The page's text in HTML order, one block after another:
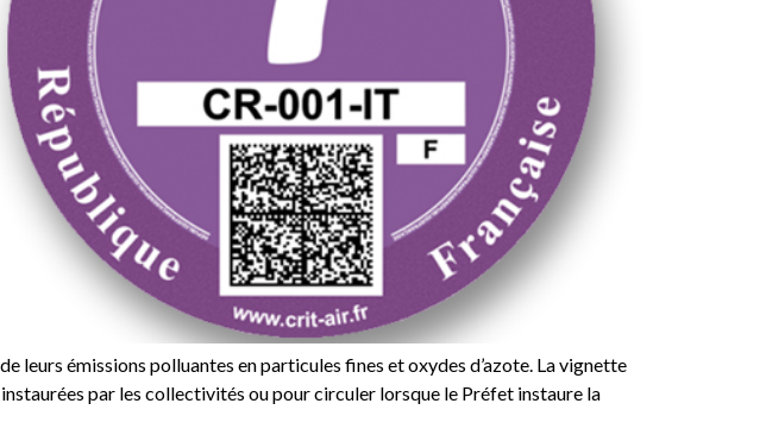
leurs émissions polluantes en particules fines et oxydes d’azote. La vignette
par les collectivités ou pour circuler lorsque le Préfet instaure la